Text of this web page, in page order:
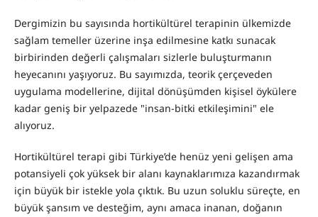
Dergimizin bu sayısında hortikültürel terapinin ülkemizde
sağlam temeller üzerine inşa edilmesine katkı sunacak
birbirinden değerli çalışmaları sizlerle buluşturmanın
heyecanını yaşıyoruz. Bu sayımızda, teorik çerçeveden
uygulama modellerine, dijital dönüşümden kişisel öykülere
kadar geniş bir yelpazede "insan-bitki etkileşimini" ele
alıyoruz.
Hortikültürel terapi gibi Türkiye’de henüz yeni gelişen ama
potansiyeli çok yüksek bir alanı kaynaklarımıza kazandırmak
için büyük bir istekle yola çıktık. Bu uzun soluklu süreçte, en
büyük şansım ve desteğim, aynı amaca inanan, doğanın